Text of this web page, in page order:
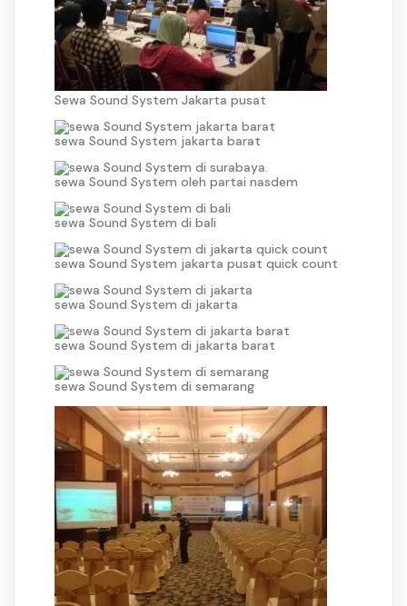
Sewa Sound System Jakarta pusat
sewa Sound System jakarta barat
sewa Sound System oleh partai nasdem
sewa Sound System di bali
sewa Sound System jakarta pusat quick count
sewa Sound System di jakarta
sewa Sound System di jakarta barat
sewa Sound System di semarang